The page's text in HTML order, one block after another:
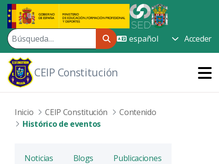
Saltar al contenido principal
Acceder
CEIP Constitución
Inicio CEIP Constitución
Contenido
Histórico de eventos
Noticias Blogs Publicaciones